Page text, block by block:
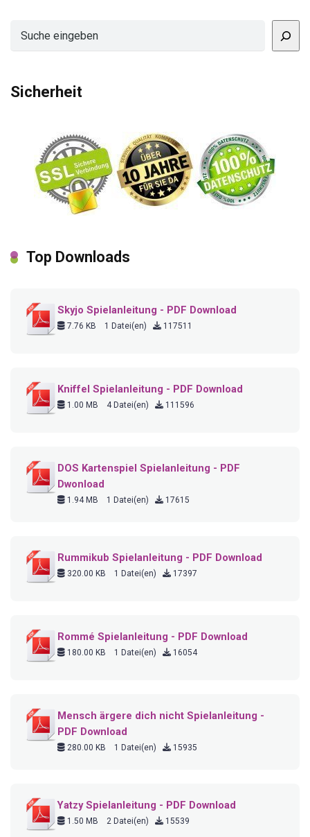
Sicherheit
Top Downloads
Skyjo Spielanleitung - PDF Download
7.76 KB 1 Datei(en) 117511
Kniffel Spielanleitung - PDF Download
1.00 MB 4 Datei(en) 111596
DOS Kartenspiel Spielanleitung - PDF
Dwonload
1.94 MB 1 Datei(en) 17615
Rummikub Spielanleitung - PDF Download
320.00 KB 1 Datei(en) 17397
Rommé Spielanleitung - PDF Download
180.00 KB 1 Datei(en) 16054
Mensch ärgere dich nicht Spielanleitung -
PDF Download
280.00 KB 1 Datei(en) 15935
Yatzy Spielanleitung - PDF Download
1.50 MB 2 Datei(en) 15539